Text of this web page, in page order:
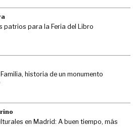
patrios para la Feria del Libro
historia de un monumento
en Madrid: A buen tiempo, más